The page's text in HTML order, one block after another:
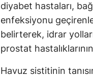
diyabet hastaları,
enfeksiyonu
belirterek, idrar
prostat
Havuz sistitinin